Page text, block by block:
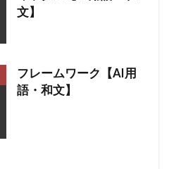
文】
フレームワーク【AI用
語・和文】